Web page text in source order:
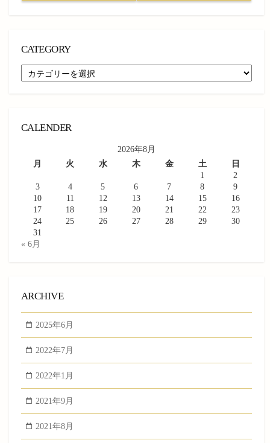
CATEGORY
CATEGORY
CALENDER
2026年8月
月
火 水 木 金 土
日
1
2
3
4 5 6 7 8
9
10
11 12 13 14 15
16
17
18 19 20 21 22
23
24
25 26 27 28 29
30
31
« 6月
ARCHIVE
2025年6月
2022年7月
2022年1月
2021年9月
2021年8月